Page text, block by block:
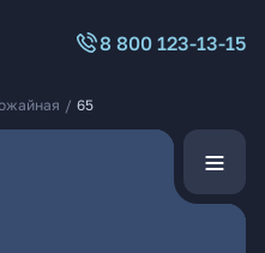
8 800 123-13-15
/ 65